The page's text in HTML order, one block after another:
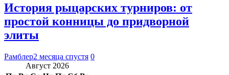
История рыцарских турниров: от
простой конницы до придворной
элиты
Рамблер2 месяца спустя 0
Август 2026